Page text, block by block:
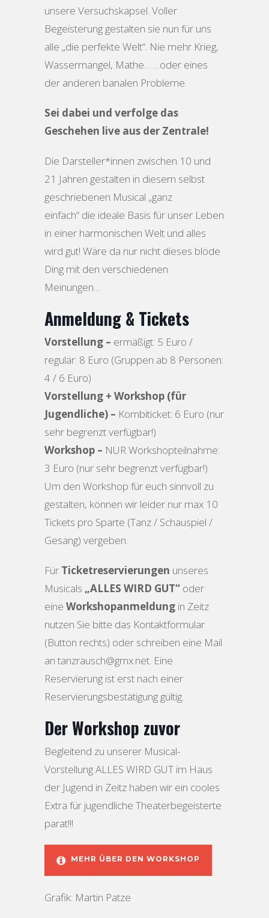
unsere Versuchskapsel. Voller
Begeisterung gestalten sie nun für uns
alle „die perfekte Welt“. Nie mehr Krieg,
Wassermangel, Mathe… …oder eines
der anderen banalen Probleme.
Sei dabei und verfolge das
Geschehen live aus der Zentrale!
Die Darsteller*innen zwischen 10 und
21 Jahren gestalten in diesem selbst
geschriebenen Musical „ganz
einfach“ die ideale Basis für unser Leben
in einer harmonischen Welt und alles
wird gut! Wäre da nur nicht dieses blöde
Ding mit den verschiedenen
Meinungen…
Anmeldung & Tickets
Vorstellung – ermäßigt: 5 Euro /
regulär: 8 Euro (Gruppen ab 8 Personen:
4 / 6 Euro)
Vorstellung + Workshop (für
Jugendliche) – Kombiticket: 6 Euro (nur
sehr begrenzt verfügbar!)
Workshop – NUR Workshopteilnahme:
3 Euro (nur sehr begrenzt verfügbar!)
Um den Workshop für euch sinnvoll zu
gestalten, können wir leider nur max 10
Tickets pro Sparte (Tanz / Schauspiel /
Gesang) vergeben.
Für Ticketreservierungen unseres
Musicals „ALLES WIRD GUT“ oder
eine Workshopanmeldung in Zeitz
nutzen Sie bitte das Kontaktformular
(Button rechts) oder schreiben eine Mail
an tanzrausch@gmx.net. Eine
Reservierung ist erst nach einer
Reservierungsbestätigung gültig.
Der Workshop zuvor
Begleitend zu unserer Musical-
Vorstellung ALLES WIRD GUT im Haus
der Jugend in Zeitz haben wir ein cooles
Extra für jugendliche Theaterbegeisterte
parat!!!
MEHR ÜBER DEN WORKSHOP
Grafik: Martin Patze